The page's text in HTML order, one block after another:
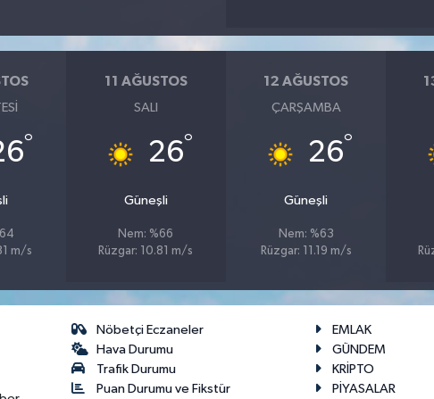
°
m/s
11 AĞUSTOS
SALI
26°
Güneşli
Nem: %66
Rüzgar: 10.81 m/s
12 AĞUSTOS
ÇARŞAMBA
26°
Güneşli
Nem: %63
Rüzgar: 11.19 m/s
Nöbetçi Eczaneler
Hava Durumu
Trafik Durumu
Puan Durumu ve Fikstür
EMLAK
GÜNDEM
KRİPTO
PİYASALAR